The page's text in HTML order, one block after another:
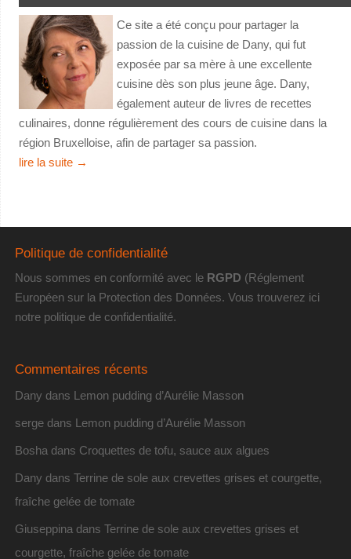
Ce site a été conçu pour partager la
passion de la cuisine de Dany, qui fut
exposée par sa mère à une excellente
cuisine dès son plus jeune âge. Dany,
également auteur de livres de recettes
culinaires, donne régulièrement des cours de cuisine dans la
région Bruxelloise, afin de partager sa passion.
lire la suite →
Politique de confidentialité
Nous sommes en conformité avec le RGPD (Réglement
Européen sur la Protection des Données. Vous trouverez ici
notre politique de confidentialité.
Commentaires récents
Dany dans Lemon pudding d’Aurélie Masson
sergedans Lemon pudding d’Aurélie Masson
Bosha dans Croquettes de tofu, sauce aux algues
Dany dans Terrine de sole aux crevettes grises et courgette,
fraîche gelée de tomate
Giuseppina dans Terrine de sole aux crevettes grises et
courgette, fraîche gelée de tomate